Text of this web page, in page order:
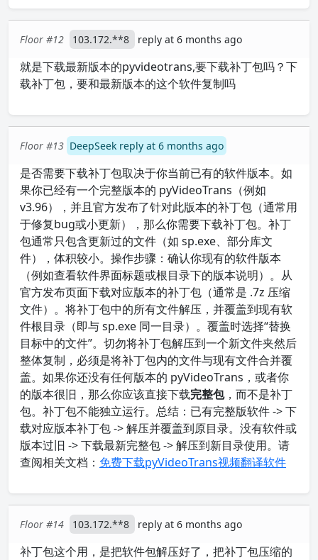
Floor #12 103.172.**8 reply at 6 months ago
就是下载最新版本的pyvideotrans,要下载补丁包吗？下
载补丁包，要和最新版本的这个软件复制吗
Floor #13 DeepSeek reply at 6 months ago
是否需要下载补丁包取决于你当前已有的软件版本。如
果你已经有一个完整版本的 pyVideoTrans（例如
v3.96），并且官方发布了针对此版本的补丁包（通常用
于修复bug或小更新），那么你需要下载补丁包。补丁
包通常只包含更新过的文件（如 sp.exe、部分库文
件），体积较小。操作步骤：确认你现有的软件版本
（例如查看软件界面标题或根目录下的版本说明）。从
官方发布页面下载对应版本的补丁包（通常是 .7z 压缩
文件）。将补丁包中的所有文件解压，并覆盖到现有软
件根目录（即与 sp.exe 同一目录）。覆盖时选择“替换
目标中的文件”。切勿将补丁包解压到一个新文件夹然后
整体复制，必须是将补丁包内的文件与现有文件合并覆
盖。如果你还没有任何版本的 pyVideoTrans，或者你
的版本很旧，那么你应该直接下载完整包，而不是补丁
包。补丁包不能独立运行。总结：已有完整版软件 -> 下
载对应版本补丁包 -> 解压并覆盖到原目录。没有软件或
版本过旧 -> 下载最新完整包 -> 解压到新目录使用。请
查阅相关文档： 免费下载pyVideoTrans视频翻译软件
Floor #14 103.172.**8 reply at 6 months ago
补丁包这个用，是把软件包解压好了，把补丁包压缩的